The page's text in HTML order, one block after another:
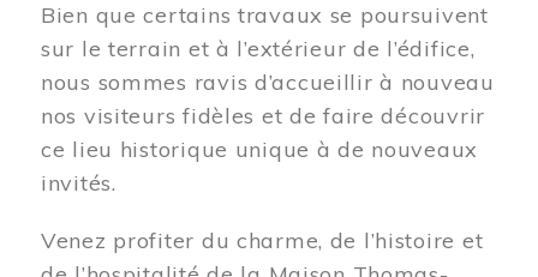
Bien que certains travaux se poursuivent
sur le terrain et à l’extérieur de l’édifice,
nous sommes ravis d’accueillir à nouveau
nos visiteurs fidèles et de faire découvrir
ce lieu historique unique à de nouveaux
invités.
Venez profiter du charme, de l’histoire et